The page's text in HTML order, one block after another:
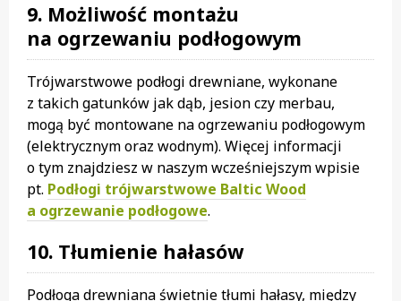
9. Możliwość montażu
na ogrzewaniu podłogowym
Trójwarstwowe podłogi drewniane, wykonane
z takich gatunków jak dąb, jesion czy merbau,
mogą być montowane na ogrzewaniu podłogowym
(elektrycznym oraz wodnym). Więcej informacji
o tym znajdziesz w naszym wcześniejszym wpisie
pt. Podłogi trójwarstwowe Baltic Wood
a ogrzewanie podłogowe.
10. Tłumienie hałasów
Podłoga drewniana świetnie tłumi hałasy, między